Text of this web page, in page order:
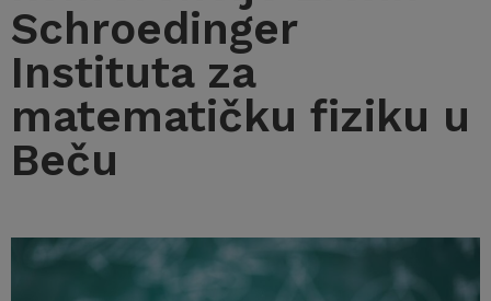
Schroedinger
Instituta za
matematičku fiziku u
Beču